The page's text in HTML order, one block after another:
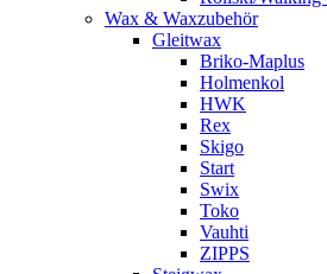
Wax & Waxzubehör
Gleitwax
Briko-Maplus
Holmenkol
HWK
Rex
Skigo
Start
Swix
Toko
Vauhti
ZIPPS